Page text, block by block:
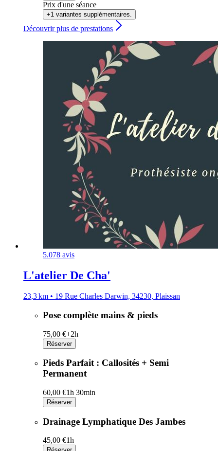
Prix d'une séance
+1 variantes supplémentaires.
Découvrir plus de prestations
5.078 avis
L'atelier De Cha'
23,3 km • 19 Rue Charles Darwin, 34230, Plaissan
Pose complète mains & pieds
75,00 €+2h
Réserver
Pieds Parfait : Callosités + Semi
Permanent
60,00 €1h 30min
Réserver
Drainage Lymphatique Des Jambes
45,00 €1h